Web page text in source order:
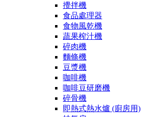
攪拌機
食品處理器
食物風乾機
蔬果榨汁機
碎肉機
麵條機
豆漿機
咖啡機
咖啡豆研磨機
碎骨機
即熱式熱水爐 (廚房用)